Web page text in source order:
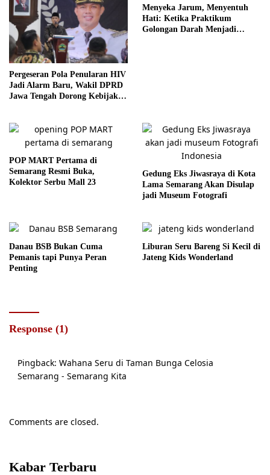
Pergeseran Pola Penularan HIV
Jadi Alarm Baru, Wakil DPRD
Jawa Tengah Dorong Kebijakan
Menyeka Jarum, Menyentuh
Hati: Ketika Praktikum
Golongan Darah Menjadi
POP MART Pertama di
Semarang Resmi Buka,
Kolektor Serbu Mall 23
Gedung Eks Jiwasraya di Kota
Lama Semarang Akan Disulap
jadi Museum Fotografi
Danau BSB Bukan Cuma
Pemanis tapi Punya Peran
Penting
Liburan Seru Bareng Si Kecil di
Jateng Kids Wonderland
Response (1)
Pingback: Wahana Seru di Taman Bunga Celosia
Semarang - Semarang Kita
Comments are closed.
Kabar Terbaru